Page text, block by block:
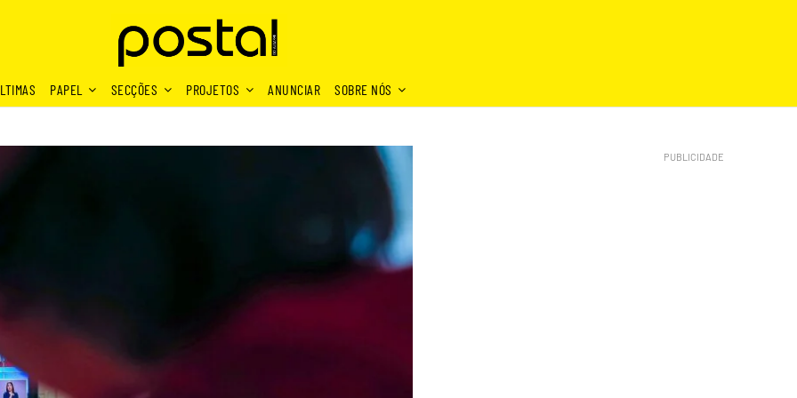
PAPEL SECÇÕES PROJETOS ANUNCIAR SOBRE NÓS